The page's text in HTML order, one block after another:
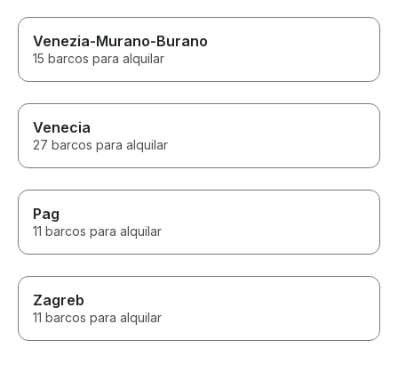
Venezia-Murano-Burano
15 barcos para alquilar
Venecia
27 barcos para alquilar
Pag
11 barcos para alquilar
Zagreb
11 barcos para alquilar